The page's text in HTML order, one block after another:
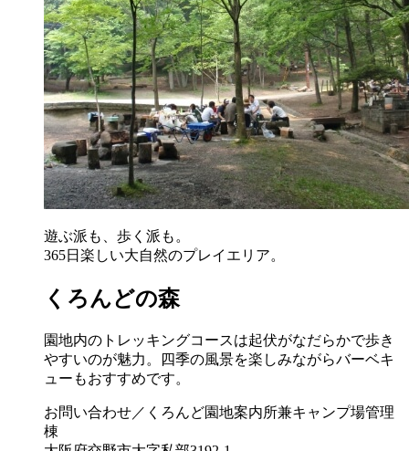
遊ぶ派も、歩く派も。
365日楽しい大自然のプレイエリア。
くろんどの森
園地内のトレッキングコースは起伏がなだらかで歩き
やすいのが魅力。四季の風景を楽しみながらバーベキ
ューもおすすめです。
お問い合わせ／くろんど園地案内所兼キャンプ場管理
棟